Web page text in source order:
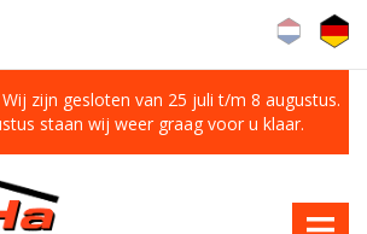
zijn gesloten van 25 juli t/m 8 augustus.
staan wij weer graag voor u klaar.